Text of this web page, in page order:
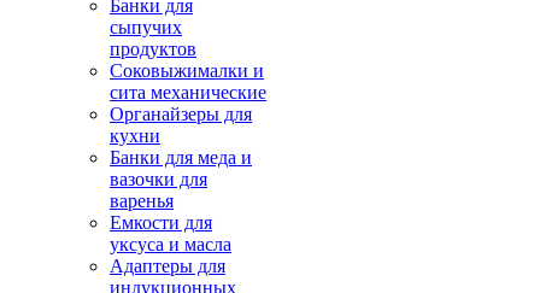
Банки для
сыпучих
продуктов
Соковыжималки и
сита механические
Органайзеры для
кухни
Банки для меда и
вазочки для
варенья
Емкости для
уксуса и масла
Адаптеры для
индукционных